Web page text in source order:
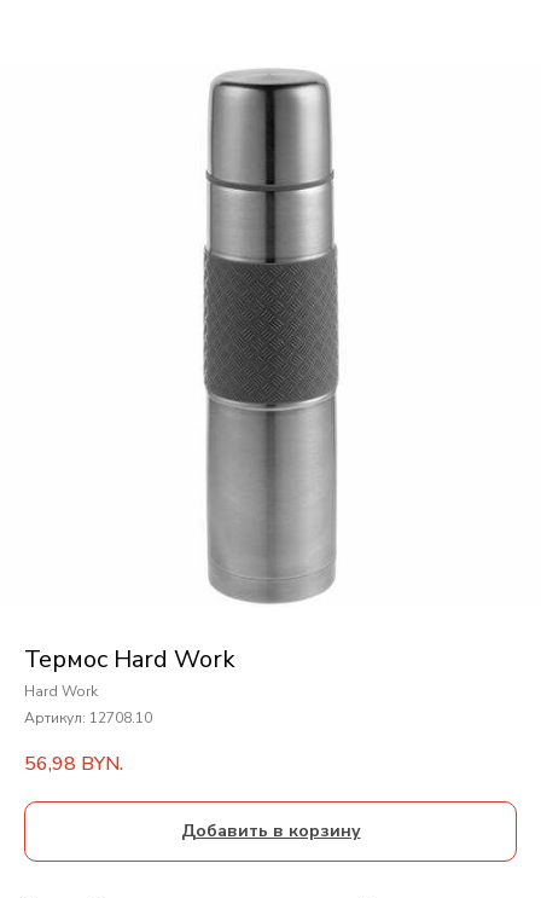
Термос Hard Work
Hard Work
Артикул: 12708.10
56,98 BYN.
Добавить в корзину